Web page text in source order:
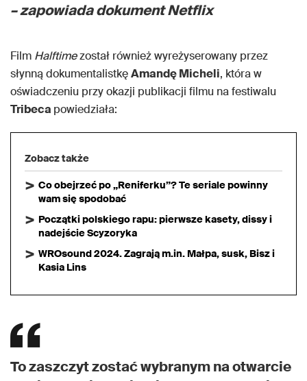
– zapowiada dokument Netflix
Film Halftimezostał również wyreżyserowany przez
słynną dokumentalistkęAmandę Micheli, która w
oświadczeniu przy okazji publikacji filmu na festiwalu
Tribeca powiedziała:
Zobacz także
Co obejrzeć po „Reniferku”? Te seriale powinny
wam się spodobać
Początki polskiego rapu: pierwsze kasety, dissy i
nadejście Scyzoryka
WROsound 2024. Zagrają m.in. Małpa, susk, Bisz i
Kasia Lins
To zaszczyt zostać wybranym na otwarcie